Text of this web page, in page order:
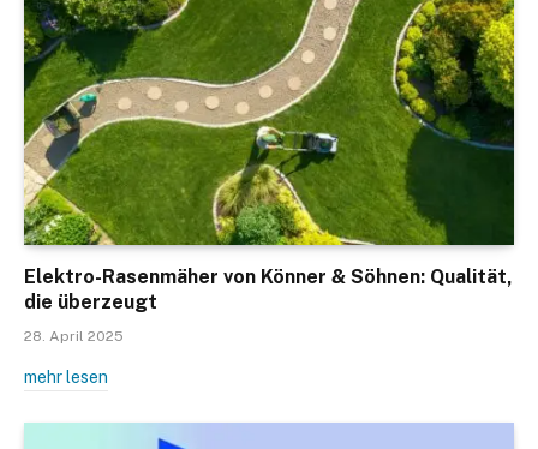
Elektro-Rasenmäher von Könner & Söhnen: Qualität,
die überzeugt
28. April 2025
mehr lesen